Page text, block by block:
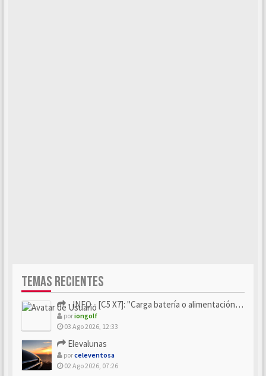
TEMAS RECIENTES
- INFO - [C5 X7]: "Carga batería o alimentación eléctri...
poriongolf
03 Ago 2026, 12:33
Elevalunas
porceleventosa
02 Ago 2026, 07:26